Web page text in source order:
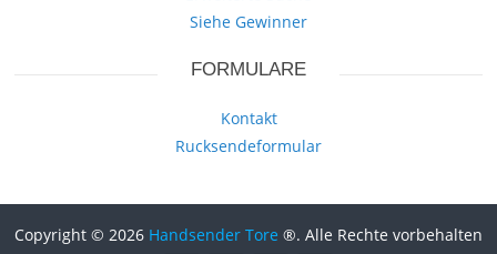
Siehe Gewinner
FORMULARE
Kontakt
Rucksendeformular
Copyright © 2026 Handsender Tore ®. Alle Rechte vorbehalten